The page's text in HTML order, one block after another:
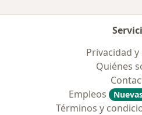
Privacidad
Quiénes
Empleos
Términos y